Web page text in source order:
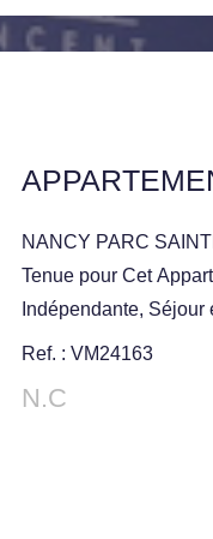
NANCY PARC
Tenue pour Cet
Indépendante,
de Bains. Nombreux
sol. Actuellement
Ref. : VM24163
N.C